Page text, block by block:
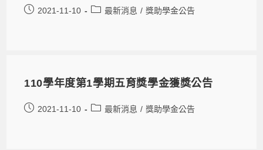
2021-11-10 最新消息 / 獎助學金公告
110學年度第1學期五育獎學金獲獎公告
2021-11-10 最新消息 / 獎助學金公告